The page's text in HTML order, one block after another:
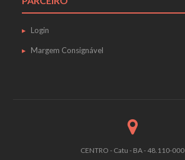
Login
Margem Consignável
CENTRO - Catu - BA - 48.110-000